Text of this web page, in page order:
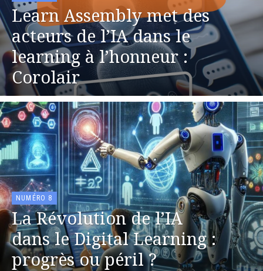
Learn Assembly met des
acteurs de l’IA dans le
learning à l’honneur :
Corolair
NUMÉRO 8
La Révolution de l’IA
dans le Digital Learning :
progrès ou péril ?